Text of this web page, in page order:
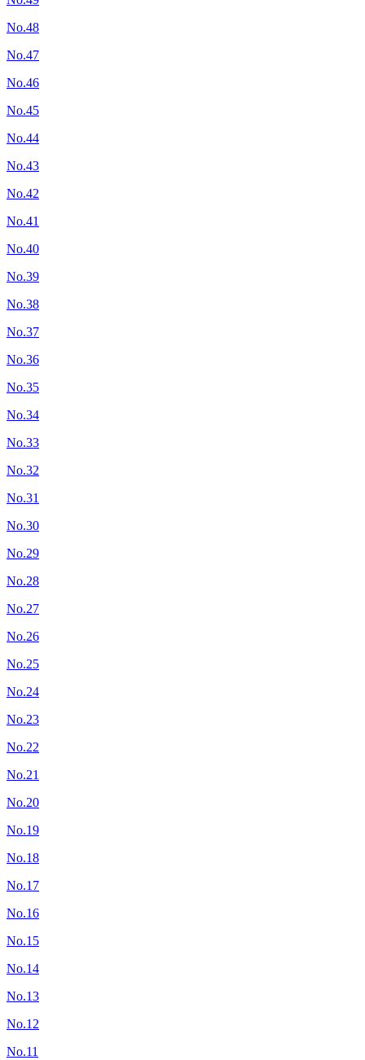
No.48
No.47
No.46
No.45
No.44
No.43
No.42
No.41
No.40
No.39
No.38
No.37
No.36
No.35
No.34
No.33
No.32
No.31
No.30
No.29
No.28
No.27
No.26
No.25
No.24
No.23
No.22
No.21
No.20
No.19
No.18
No.17
No.16
No.15
No.14
No.13
No.12
No.11